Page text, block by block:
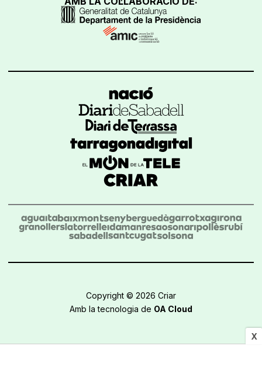
X
Copyright © 2026 Criar
Amb la tecnologia de OA Cloud